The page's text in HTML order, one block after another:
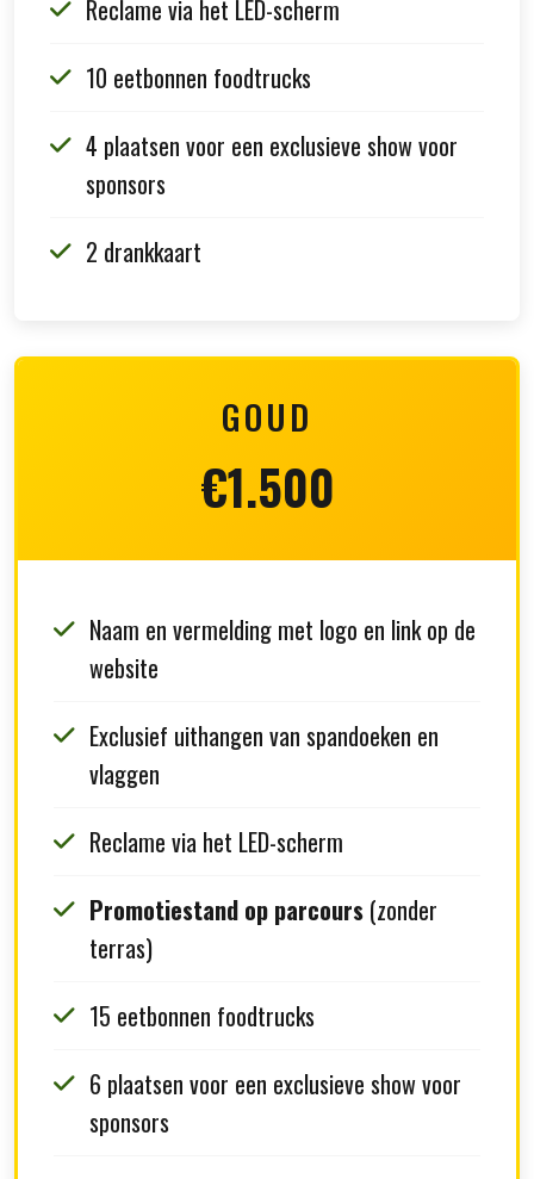
Reclame via het LED-scherm
10 eetbonnen foodtrucks
4 plaatsen voor een exclusieve show voor
sponsors
2 drankkaart
GOUD
€1.500
Naam en vermelding met logo en link op de
website
Exclusief uithangen van spandoeken en
vlaggen
Reclame via het LED-scherm
Promotiestand op parcours (zonder
terras)
15 eetbonnen foodtrucks
6 plaatsen voor een exclusieve show voor
sponsors